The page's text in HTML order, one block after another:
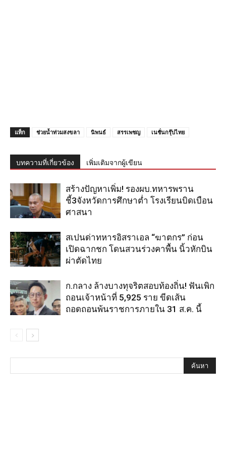
แท็ก ช่วยน้ำท่วมสงขลา นิพนธ์ สรรเพชญ เนชั่นกรุ๊ปไทย
บทความที่เกี่ยวข้อง เพิ่มเติมจากผู้เขียน
สร้างปัญหาเพิ่ม! รองผบ.ทหารพราน
ชี้3จังหวัดการศึกษาต่ำ โรงเรียนบิดเบือน
ศาสนา
สเปนด่าทหารอิสราเอล “ฆาตกร” ก่อน
เปิดฉากชก โดนสวนร่วงคาพื้น นิ้วหักบิน
ผ่าตัดไทย
ก.กลาง ล้างบางทุจริตสอบท้องถิ่น! ฟันเพิก
ถอนเจ้าหน้าที่ 5,925 ราย ขีดเส้น
ถอดถอนพ้นราชการภายใน 31 ส.ค. นี้